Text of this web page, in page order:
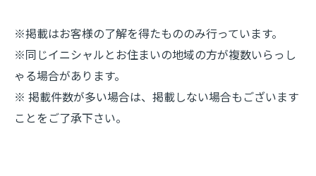
※掲載はお客様の了解を得たもののみ行っています。
※同じイニシャルとお住まいの地域の方が複数いらっし
ゃる場合があります。
※ 掲載件数が多い場合は、掲載しない場合もございます
ことをご了承下さい。